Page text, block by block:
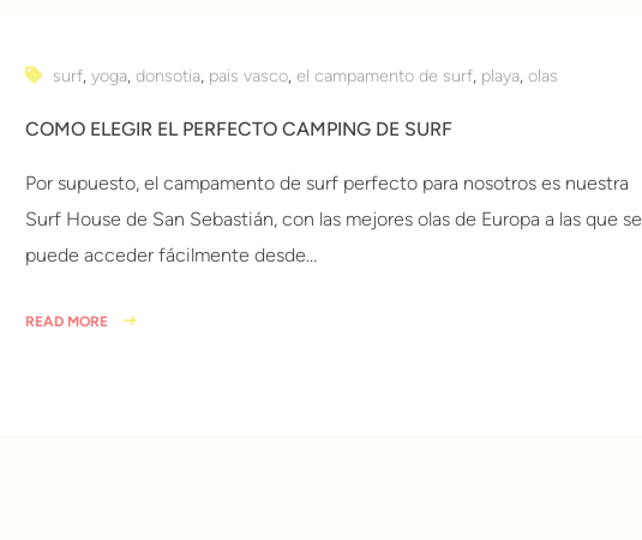
surf, yoga, donsotia, pais vasco, el campamento de surf, playa, olas
COMO ELEGIR EL PERFECTO CAMPING DE SURF
Por supuesto, el campamento de surf perfecto para nosotros es nuestra
Surf House de San Sebastián, con las mejores olas de Europa a las que se
puede acceder fácilmente desde…
READ MORE